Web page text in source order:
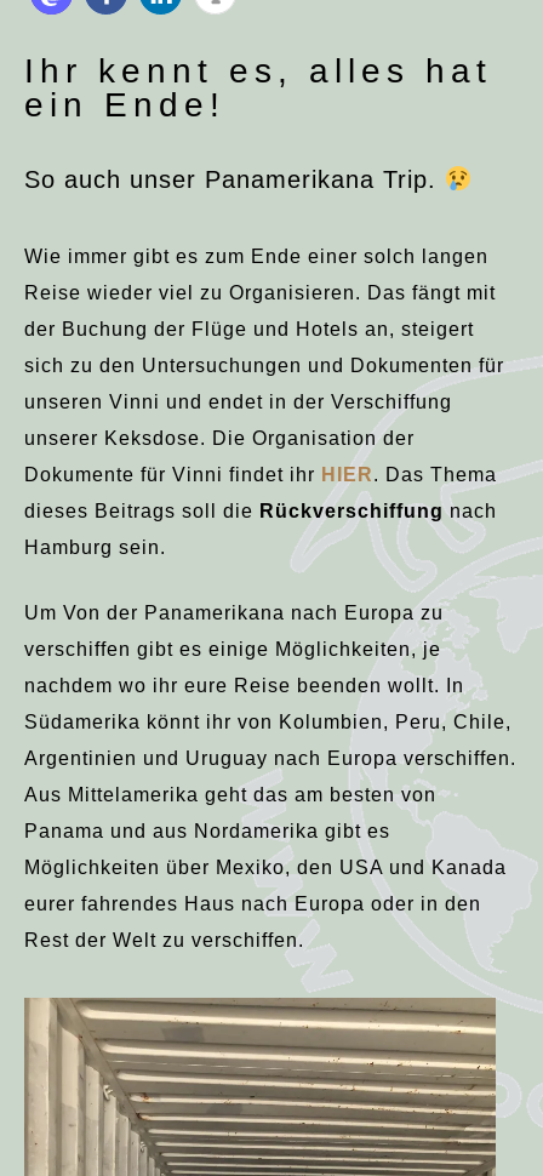
Ihr kennt es, alles hat
ein Ende!
So auch unser Panamerikana Trip.
Wie immer gibt es zum Ende einer solch langen
Reise wieder viel zu Organisieren. Das fängt mit
der Buchung der Flüge und Hotels an, steigert
sich zu den Untersuchungen und Dokumenten für
unseren Vinni und endet in der Verschiffung
unserer Keksdose. Die Organisation der
Dokumente für Vinni findet ihr HIER. Das Thema
dieses Beitrags soll die Rückverschiffung nach
Hamburg sein.
Um Von der Panamerikana nach Europa zu
verschiffen gibt es einige Möglichkeiten, je
nachdem wo ihr eure Reise beenden wollt. In
Südamerika könnt ihr von Kolumbien, Peru, Chile,
Argentinien und Uruguay nach Europa verschiffen.
Aus Mittelamerika geht das am besten von
Panama und aus Nordamerika gibt es
Möglichkeiten über Mexiko, den USA und Kanada
eurer fahrendes Haus nach Europa oder in den
Rest der Welt zu verschiffen.